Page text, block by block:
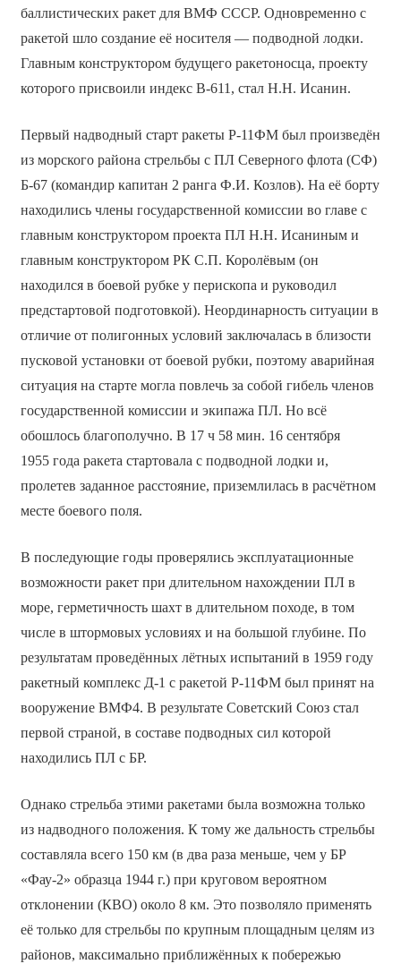
баллистических ракет для ВМФ СССР. Одновременно с
ракетой шло создание её носителя — подводной лодки.
Главным конструктором будущего ракетоносца, проекту
которого присвоили индекс В-611, стал Н.Н. Исанин.
Первый надводный старт ракеты Р-11ФМ был произведён
из морского района стрельбы с ПЛ Северного флота (СФ)
Б-67 (командир капитан 2 ранга Ф.И. Козлов). На её борту
находились члены государственной комиссии во главе с
главным конструктором проекта ПЛ Н.Н. Исаниным и
главным конструктором РК С.П. Королёвым (он
находился в боевой рубке у перископа и руководил
предстартовой подготовкой). Неординарность ситуации в
отличие от полигонных условий заключалась в близости
пусковой установки от боевой рубки, поэтому аварийная
ситуация на старте могла повлечь за собой гибель членов
государственной комиссии и экипажа ПЛ. Но всё
обошлось благополучно. В 17 ч 58 мин. 16 сентября
1955 года ракета стартовала с подводной лодки и,
пролетев заданное расстояние, приземлилась в расчётном
месте боевого поля.
В последующие годы проверялись эксплуатационные
возможности ракет при длительном нахождении ПЛ в
море, герметичность шахт в длительном походе, в том
числе в штормовых условиях и на большой глубине. По
результатам проведённых лётных испытаний в 1959 году
ракетный комплекс Д-1 с ракетой Р-11ФМ был принят на
вооружение ВМФ4. В результате Советский Союз стал
первой страной, в составе подводных сил которой
находились ПЛ с БР.
Однако стрельба этими ракетами была возможна только
из надводного положения. К тому же дальность стрельбы
составляла всего 150 км (в два раза меньше, чем у БР
«Фау-2» образца 1944 г.) при круговом вероятном
отклонении (КВО) около 8 км. Это позволяло применять
её только для стрельбы по крупным площадным целям из
районов, максимально приближённых к побережью